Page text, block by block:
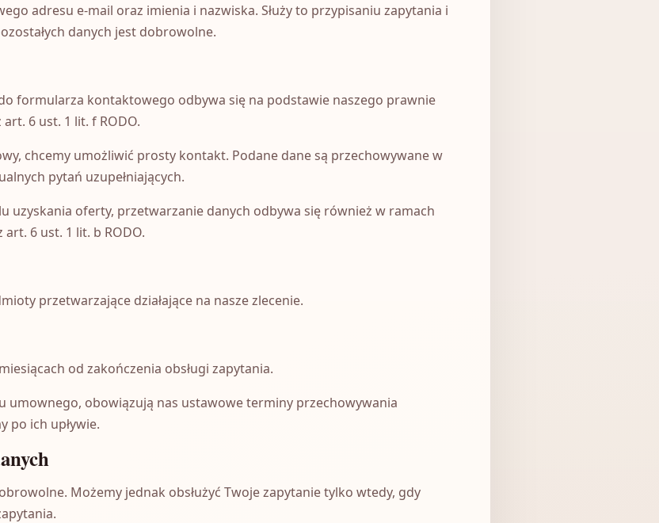
adresu e-mail oraz imienia i nazwiska. Służy to przypisaniu zapytania i
danych jest dobrowolne.
formularza kontaktowego odbywa się na podstawie naszego prawnie
6 ust. 1 lit. f RODO.
chcemy umożliwić prosty kontakt. Podane dane są przechowywane w
pytań uzupełniających.
uzyskania oferty, przetwarzanie danych odbywa się również w ramach
6 ust. 1 lit. b RODO.
przetwarzające działające na nasze zlecenie.
od zakończenia obsługi zapytania.
umownego, obowiązują nas ustawowe terminy przechowywania
po ich upływie.
Możemy jednak obsłużyć Twoje zapytanie tylko wtedy, gdy